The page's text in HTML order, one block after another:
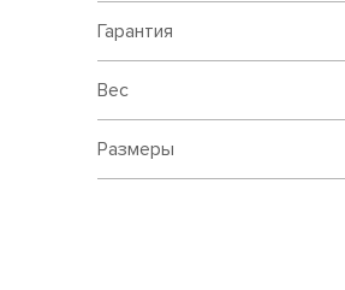
Гарантия
Вес
Размеры